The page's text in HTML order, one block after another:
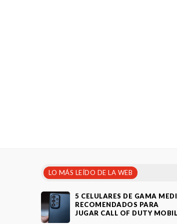
LO MÁS LEÍDO DE LA WEB
5 CELULARES DE GAMA
RECOMENDADOS PARA
JUGAR CALL OF DUTY